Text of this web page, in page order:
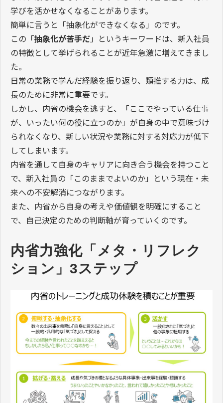
学びを活かせなくなることがあります。
簡単に言うと「抽象化ができなくなる」のです。
この「抽象化が苦手だ」というキーワードは、新入社員
の特徴として挙げられることが近年急激に増えてきまし
た。
日常の業務で学んだ経験を振り返り、類推する力は、成
長のために非常に重要です。
しかし、内省の機会を逃すと、「ここでやっている仕事
が、いったい何の役に立つのか」が自身の中で意味づけ
られなくなり、新しい状況や業務に対する対応力が低下
してしまいます。
内省を通して自身のキャリアに向き合う機会を持つこと
で、新入社員の「このままでよいのか」という現在・未
来への不安解消につながります。
また、内省から自身の考えや価値観を明確にすること
で、自己決定のための判断軸が育っていくのです。
内省力強化「メタ・リフレク
ション」3ステップ